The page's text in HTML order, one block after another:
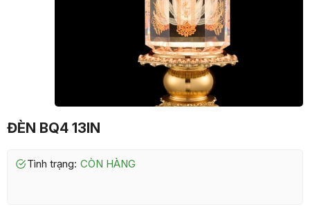
ĐÈN BQ4 13IN
Tình trạng: CÒN HÀNG